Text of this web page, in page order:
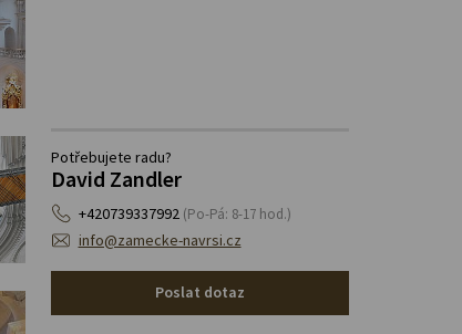
Potřebujete radu?
David Zandler
+420739337992 (Po-Pá: 8-17 hod.)
info@zamecke-navrsi.cz
Poslat dotaz